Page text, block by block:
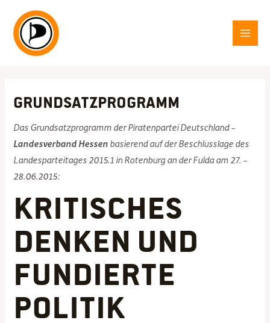
Inhalt
springen
Grundsatzprogramm
Das Grundsatzprogramm der Piratenpartei Deutschland –
Landesverband Hessen basierend auf der Beschlusslage des
Landesparteitages 2015.1 in Rotenburg an der Fulda am 27. –
28.06.2015:
Kritisches
Denken und
fundierte
Politik